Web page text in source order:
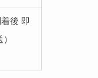
後 即